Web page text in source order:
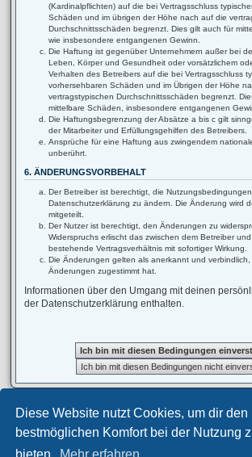
Diese Website nutzt Cookies, um dir den
bestmöglichen Komfort bei der Nutzung
(Kardinalpflichten) auf die bei Vertragsschluss
Schäden und im übrigen der Höhe nach auf die
Durchschnittsschäden begrenzt. Dies gilt auch für
wie insbesondere entgangenen Gewinn.
Die Haftung ist gegenüber Unternehmern außer bei
Leben, Körper und Gesundheit oder vorsätzlichem
Verhalten des Betreibers auf die bei Vertragsschluss
vorhersehbaren Schäden und im Übrigen der Höhe
vertragstypischen Durchschnittsschäden begrenzt.
mittelbare Schäden, insbesondere entgangenen
Die Haftungsbegrenzung der Absätze a bis c gilt
der Mitarbeiter und Erfüllungsgehilfen des Betreibers.
Ansprüche für eine Haftung aus zwingendem
unberührt.
6. ÄNDERUNGSVORBEHALT
Der Betreiber ist berechtigt, die
Datenschutzerklärung zu ändern. Die Änderung wird
mitgeteilt.
Der Nutzer ist berechtigt, den Änderungen zu
Widerspruchs erlischt das zwischen dem Betreiber
bestehende Vertragsverhältnis mit sofortiger Wirkung.
Die Änderungen gelten als anerkannt und
Änderungen zugestimmt hat.
Informationen über den Umgang mit deinen
der Datenschutzerklärung enthalten.
Foren-Übersicht Alle